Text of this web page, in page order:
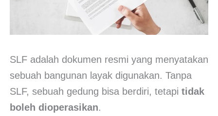
SLF adalah dokumen resmi yang menyatakan
sebuah bangunan layak digunakan. Tanpa
SLF, sebuah gedung bisa berdiri, tetapi tidak
boleh dioperasikan.